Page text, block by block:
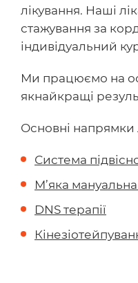
лікування. Наші
стажування за
індивідуальний
Ми працюємо на
якнайкращі
Основні напрямки
Система
М’яка мануальна
DNS терапії